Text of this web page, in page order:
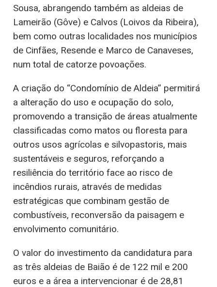
Sousa, abrangendo também as aldeias de
Lameirão (Gôve) e Calvos (Loivos da Ribeira),
bem como outras localidades nos municípios
de Cinfães, Resende e Marco de Canaveses,
num total de catorze povoações.
A criação do “Condomínio de Aldeia” permitirá
a alteração do uso e ocupação do solo,
promovendo a transição de áreas atualmente
classificadas como matos ou floresta para
outros usos agrícolas e silvopastoris, mais
sustentáveis e seguros, reforçando a
resiliência do território face ao risco de
incêndios rurais, através de medidas
estratégicas que combinam gestão de
combustíveis, reconversão da paisagem e
envolvimento comunitário.
O valor do investimento da candidatura para
as três aldeias de Baião é de 122 mil e 200
euros e a área a intervencionar é de 28,81